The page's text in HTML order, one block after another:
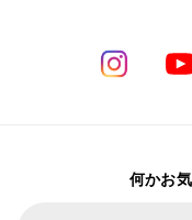
何かお